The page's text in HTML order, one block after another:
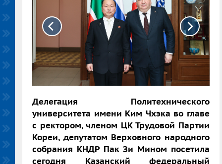
Делегация Политехнического
университета имени Ким Чхэка во главе
с ректором, членом ЦК Трудовой Партии
Кореи, депутатом Верховного народного
собрания КНДР Пак Зи Мином посетила
сегодня Казанский федеральный